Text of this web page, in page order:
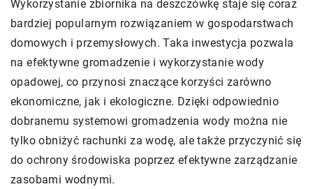
Wykorzystanie zbiornika na deszczówkę staje się coraz
bardziej popularnym rozwiązaniem w gospodarstwach
domowych i przemysłowych. Taka inwestycja pozwala
na efektywne gromadzenie i wykorzystanie wody
opadowej, co przynosi znaczące korzyści zarówno
ekonomiczne, jak i ekologiczne. Dzięki odpowiednio
dobranemu systemowi gromadzenia wody można nie
tylko obniżyć rachunki za wodę, ale także przyczynić się
do ochrony środowiska poprzez efektywne zarządzanie
zasobami wodnymi.